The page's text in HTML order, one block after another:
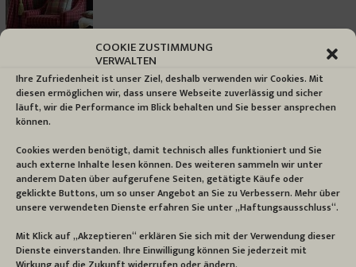
COOKIE ZUSTIMMUNG
VERWALTEN
Ihre Zufriedenheit ist unser Ziel, deshalb verwenden wir Cookies. Mit
diesen ermöglichen wir, dass unsere Webseite zuverlässig und sicher
läuft, wir die Performance im Blick behalten und Sie besser ansprechen
können.
Cookies werden benötigt, damit technisch alles funktioniert und Sie
auch externe Inhalte lesen können. Des weiteren sammeln wir unter
anderem Daten über aufgerufene Seiten, getätigte Käufe oder
geklickte Buttons, um so unser Angebot an Sie zu Verbessern. Mehr über
unsere verwendeten Dienste erfahren Sie unter „Haftungsausschluss“.
Mit Klick auf „Akzeptieren“ erklären Sie sich mit der Verwendung dieser
Dienste einverstanden. Ihre Einwilligung können Sie jederzeit mit